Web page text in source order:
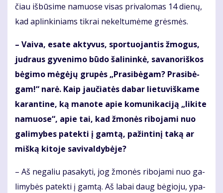
čiau iš­bū­si­me na­muo­se vi­sas pri­va­lo­mas 14 die­nų,
kad ap­lin­ki­niams tik­rai ne­kel­tu­mė­me grės­mės.
– Vai­va, esa­te ak­ty­vus, spor­tuo­jan­tis žmo­gus,
jud­raus gy­ve­ni­mo bū­do ša­li­nin­kė, sa­va­no­riš­kos
bė­gi­mo mė­gė­jų gru­pės „Pra­si­bė­gam? Pra­si­bė­
gam!“ na­rė. Kaip jau­čia­tės da­bar lie­tu­viš­ka­me
ka­ran­ti­ne, ką ma­no­te apie ko­mu­ni­ka­ci­ją „li­ki­te
na­muo­se“, apie tai, kad žmo­nės ri­bo­ja­mi nuo
ga­li­my­bes pa­tek­ti į gam­tą, pa­žin­ti­nį ta­ką ar
miš­ką ki­to­je sa­vi­val­dy­bė­je?
– Aš ne­ga­liu pa­sa­ky­ti, jog žmo­nės ri­bo­ja­mi nuo ga­
li­my­bės pa­tek­ti į gam­tą. Aš la­bai daug bė­gio­ju, ypa­